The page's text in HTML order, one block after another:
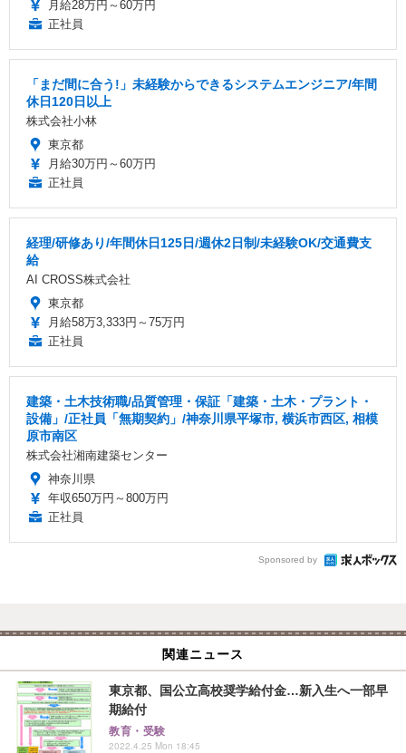
月給28万円～60万円
正社員
「まだ間に合う!」未経験からできるシステムエンジニア/年間
休日120日以上
株式会社小林
東京都
月給30万円～60万円
正社員
経理/研修あり/年間休日125日/週休2日制/未経験OK/交通費支
給
AI CROSS株式会社
東京都
月給58万3,333円～75万円
正社員
建築・土木技術職/品質管理・保証「建築・土木・プラント・
設備」/正社員「無期契約」/神奈川県平塚市, 横浜市西区, 相模
原市南区
株式会社湘南建築センター
神奈川県
年収650万円～800万円
正社員
Sponsored by
関連ニュース
東京都、国公立高校奨学給付金…新入生へ一部早
期給付
教育・受験
2022.4.25 Mon 18:45